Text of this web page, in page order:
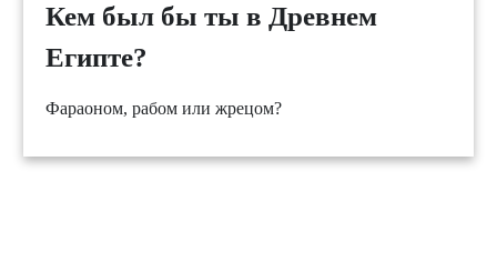
Кем был бы ты в Древнем
Египте?
Фараоном, рабом или жрецом?